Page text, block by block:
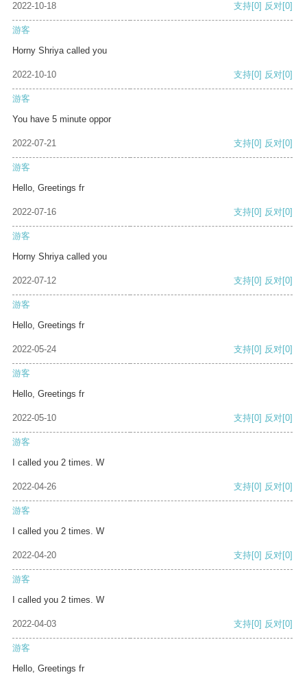
2022-10-18 支持[0] 反对[0]
游客
Horny Shriya called you
2022-10-10 支持[0] 反对[0]
游客
You have 5 minute oppor
2022-07-21 支持[0] 反对[0]
游客
Hello, Greetings fr
2022-07-16 支持[0] 反对[0]
游客
Horny Shriya called you
2022-07-12 支持[0] 反对[0]
游客
Hello, Greetings fr
2022-05-24 支持[0] 反对[0]
游客
Hello, Greetings fr
2022-05-10 支持[0] 反对[0]
游客
I called you 2 times. W
2022-04-26 支持[0] 反对[0]
游客
I called you 2 times. W
2022-04-20 支持[0] 反对[0]
游客
I called you 2 times. W
2022-04-03 支持[0] 反对[0]
游客
Hello, Greetings fr